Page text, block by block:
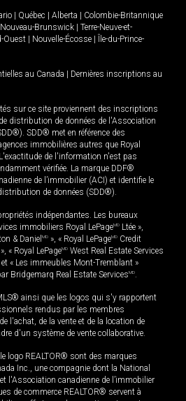
Québec Alberta
Colombie-Britannique
Nouveau-Brunswick
Terre-Neuve-et-
Ouest Nouvelle-Écosse
Île-du-Prince-
au Canada
Dernières inscriptions au
sur ce site proviennent des inscriptions
distribution de données de l'Association
SDD® met en référence des
immobilières autres que Royal
de l'information n'est pas
vérifiée. La marque DDF®
de l’immobilier (ACI) et identifie le
de données (SDD®).
indépendantes. Les bureaux
immobiliers Royal LePageMD Ltée »,
& Daniel MD », « Royal LePageMD Credit
« Royal LePageMD West Real Estate Services
« Les immeubles Mont-Tremblant »
Bridgemarq Real Estate ServicesMD.
ainsi que les logos qui s'y rapportent
rendus par les membres
l'achat, de la vente et de la location de
d'un système de vente collaborative.
logo REALTOR® sont des marques
Inc., une compagnie dont la National
l'Association canadienne de l’immobilier
de commerce REALTOR® servent à